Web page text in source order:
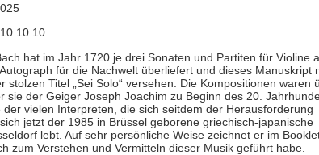
10 10 10
hat im Jahr 1720 je drei Sonaten und Partiten für Violine
für die Nachwelt überliefert und dieses Manuskript
stolzen Titel „Sei Solo“ versehen. Die Kompositionen waren
sie der Geiger Joseph Joachim zu Beginn des 20.
vielen Interpreten, die sich seitdem der Herausforderung
jetzt der 1985 in Brüssel geborene griechisch-japanische
lebt. Auf sehr persönliche Weise zeichnet er im
zum Verstehen und Vermitteln dieser Musik geführt habe.